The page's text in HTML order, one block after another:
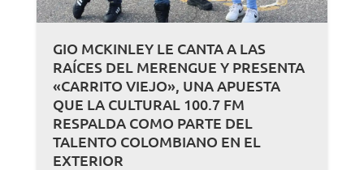
GIO MCKINLEY LE CANTA A LAS
RAÍCES DEL MERENGUE Y PRESENTA
«CARRITO VIEJO», UNA APUESTA
QUE LA CULTURAL 100.7 FM
RESPALDA COMO PARTE DEL
TALENTO COLOMBIANO EN EL
EXTERIOR